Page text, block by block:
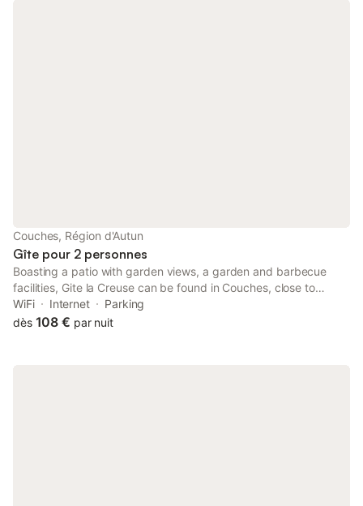
Couches, Région d'Autun
Gîte pour 2 personnes
Boasting a patio with garden views, a garden and barbecue
facilities, Gite la Creuse can be found in Couches, close to
National Golf and 39 km from Athanor Centre de Congrès.
WiFi Internet
Parking
dès 108 € par nuit